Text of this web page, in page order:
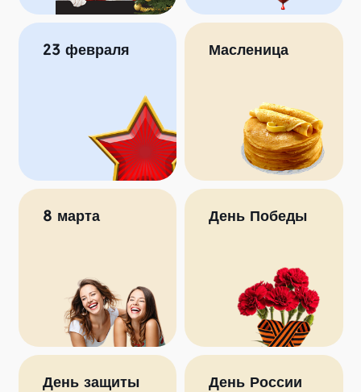
23 февраля Масленица
8 марта День Победы
День защиты
День России